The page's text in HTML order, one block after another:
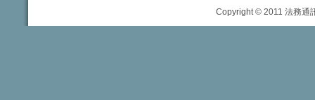
Copyright © 2011 法務